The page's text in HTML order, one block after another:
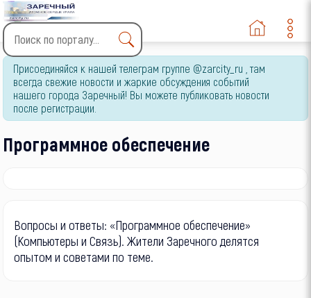
Type 2 or more characters
for results.
Присоединяйся к нашей телеграм группе @zarcity_ru , там
всегда свежие новости и жаркие обсуждения событий
нашего города Заречный! Вы можете публиковать новости
после регистрации.
Программное обеспечение
Вопросы и ответы: «Программное обеспечение»
(Компьютеры и Связь). Жители Заречного делятся
опытом и советами по теме.